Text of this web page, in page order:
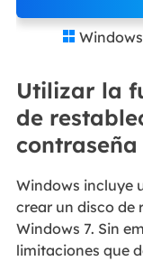

Utilizar la
de
contraseña
Windows incluye
crear un disco de
Windows 7. Sin
limitaciones que